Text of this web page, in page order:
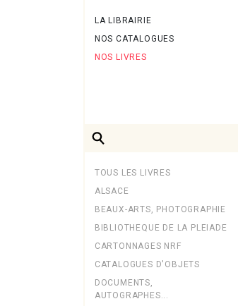
LA LIBRAIRIE
NOS CATALOGUES
NOS LIVRES
TOUS LES LIVRES
ALSACE
BEAUX-ARTS, PHOTOGRAPHIE
BIBLIOTHEQUE DE LA PLEIADE
CARTONNAGES NRF
CATALOGUES D'OBJETS
DOCUMENTS,
AUTOGRAPHES...